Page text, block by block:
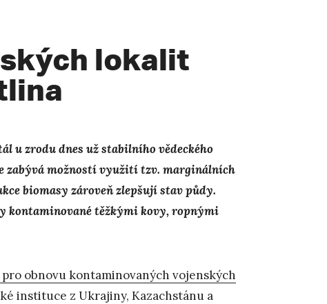
lokalit
u zrodu dnes už stabilního vědeckého
zabývá možností využití tzv. marginálních
biomasy zároveň zlepšují stav půdy.
kontaminované těžkými kovy, ropnými
obnovu kontaminovaných vojenských
instituce z Ukrajiny, Kazachstánu a